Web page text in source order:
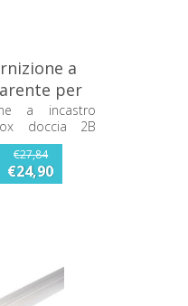
a
per
GT5380
a incastro
doccia 2B
€27,84
€24,90